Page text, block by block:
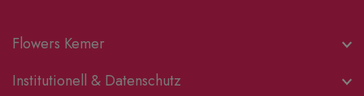
Flowers Kemer
Institutionell & Datenschutz